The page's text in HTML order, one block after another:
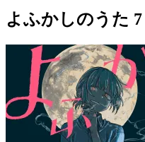
よふかしのうた 7